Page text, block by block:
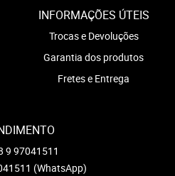
INFORMAÇÕES ÚTEIS
Trocas e Devoluções
Garantia dos produtos
Fretes e Entrega
9 97041511
(WhatsApp)